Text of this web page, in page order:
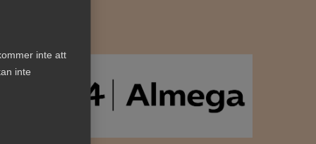
inte att
inte